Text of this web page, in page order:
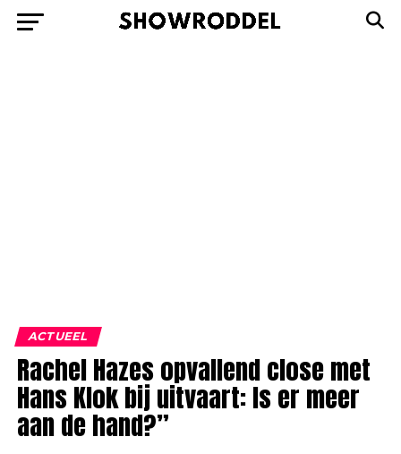
ACTUEEL
Rachel Hazes opvallend close met
Hans Klok bij uitvaart: Is er meer
aan de hand?”